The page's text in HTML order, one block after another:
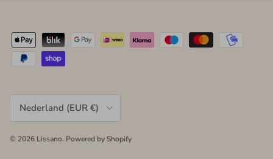
Nederland (EUR €)
© 2026 Lissano. Powered by Shopify